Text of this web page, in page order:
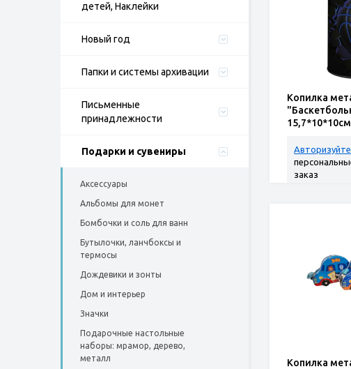
детей, Наклейки
Новый год
Папки и системы архивации
Письменные
принадлежности
Подарки и сувениры
Аксессуары
Альбомы для монет
Бомбочки и соль для ванн
Бутылочки, ланчбоксы и
термосы
Дождевики и зонты
Дом и интерьер
Значки
Подарочные настольные
наборы: мрамор, дерево,
металл
Копилка
15,7*10*10см
заказ
Копилка